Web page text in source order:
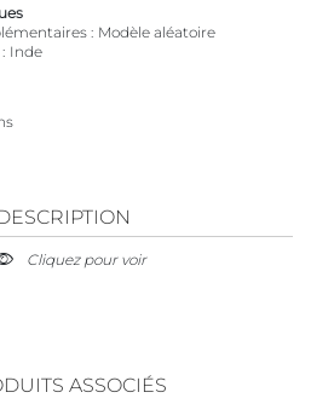
Modèle aléatoire
Inde
Cliquez pour voir
ASSOCIÉS